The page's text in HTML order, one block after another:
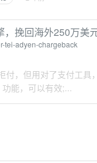
挽回海外250万美
tei-adyen-chargeback
，但用对了支付工
能，可以有效;...